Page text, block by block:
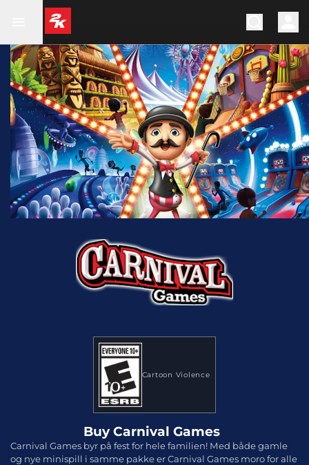
Cartoon Violence
Buy Carnival Games
Carnival Games byr på fest for hele familien! Med både gamle
og nye minispill i samme pakke er Carnival Games moro for alle